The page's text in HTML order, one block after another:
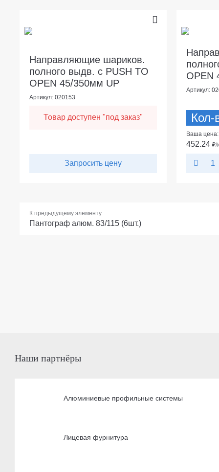
Направляющие шариков.
полного выдв. с PUSH TO
OPEN 45/350мм UP
Артикул: 020153
Товар доступен "под заказ"
Запросить цену
OPEN
Артикул:
Кол-
Ваша цена:
452.24 ₽/
К предыдущему элементу
Пантограф алюм. 83/115 (6шт.)
Наши партнёры
Алюминиевые профильные системы
Лицевая фурнитура